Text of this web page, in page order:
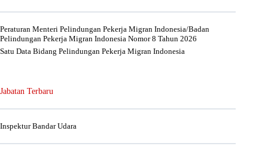
Peraturan Menteri Pelindungan Pekerja Migran Indonesia/Badan
Pelindungan Pekerja Migran Indonesia Nomor 8 Tahun 2026
Satu Data Bidang Pelindungan Pekerja Migran Indonesia
Jabatan Terbaru
Inspektur Bandar Udara